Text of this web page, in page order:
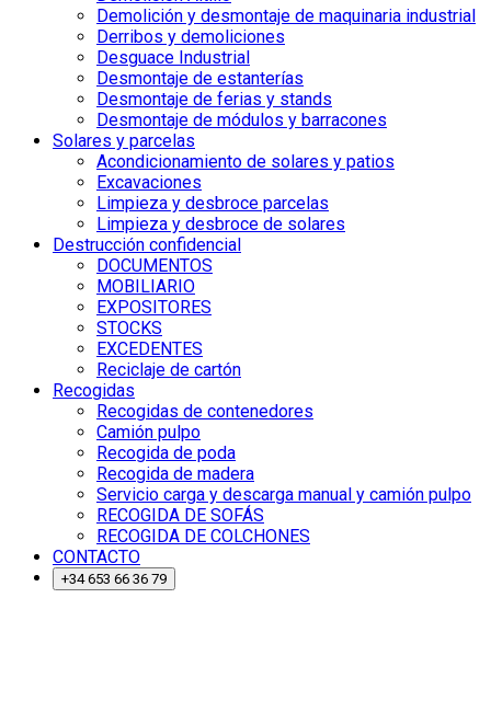
Demolición y desmontaje de maquinaria industrial
Derribos y demoliciones
Desguace Industrial
Desmontaje de estanterías
Desmontaje de ferias y stands
Desmontaje de módulos y barracones
Solares y parcelas
Acondicionamiento de solares y patios
Excavaciones
Limpieza y desbroce parcelas
Limpieza y desbroce de solares
Destrucción confidencial
DOCUMENTOS
MOBILIARIO
EXPOSITORES
STOCKS
EXCEDENTES
Reciclaje de cartón
Recogidas
Recogidas de contenedores
Camión pulpo
Recogida de poda
Recogida de madera
Servicio carga y descarga manual y camión pulpo
RECOGIDA DE SOFÁS
RECOGIDA DE COLCHONES
CONTACTO
+34 653 66 36 79